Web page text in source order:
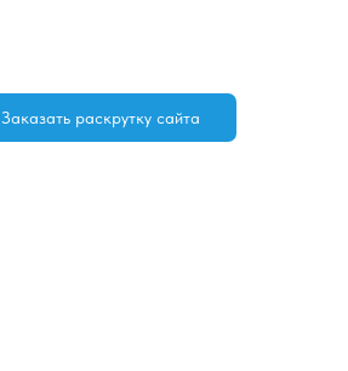
Заказать раскрутку сайта